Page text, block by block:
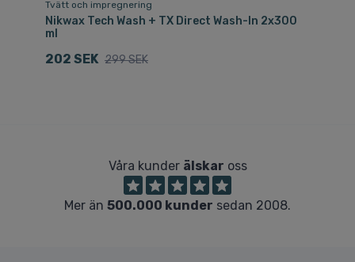
Tvätt och impregnering
Nikwax Tech Wash + TX Direct Wash-In 2x300
ml
202 SEK 299 SEK
Våra kunder älskar oss
Mer än 500.000 kunder sedan 2008.